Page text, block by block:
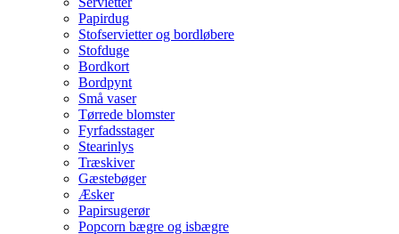
Papirdug
Stofservietter og bordløbere
Stofduge
Bordkort
Bordpynt
Små vaser
Tørrede blomster
Fyrfadsstager
Stearinlys
Træskiver
Gæstebøger
Æsker
Papirsugerør
Popcorn bægre og isbægre